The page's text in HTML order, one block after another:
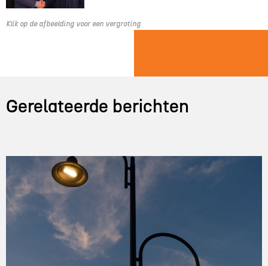
Klik op de afbeelding voor een vergroting
Gerelateerde berichten